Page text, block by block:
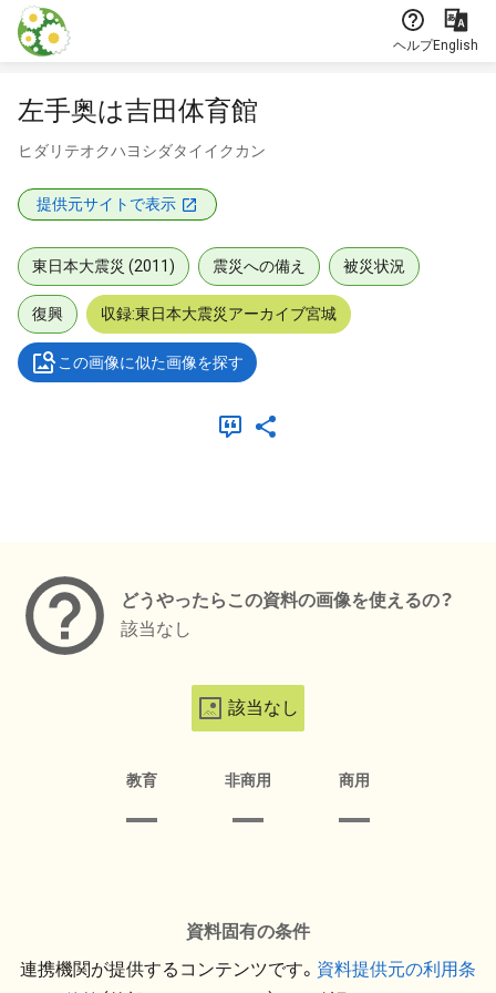
本文に飛ぶ
ヘルプEnglish
左手奥は吉田体育館
ヒダリテオクハヨシダタイイクカン
提供元サイトで表示
東日本大震災 (2011) 震災への備え 被災状況
復興 収録:東日本大震災アーカイブ宮城
この画像に似た画像を探す
どうやったらこの資料の画像を使えるの？
該当なし
該当なし
教育 非商用 商用
資料固有の条件
連携機関が提供するコンテンツです。 資料提供元の利用条